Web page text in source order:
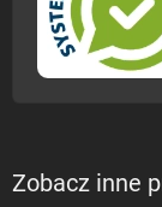
Zobacz inne